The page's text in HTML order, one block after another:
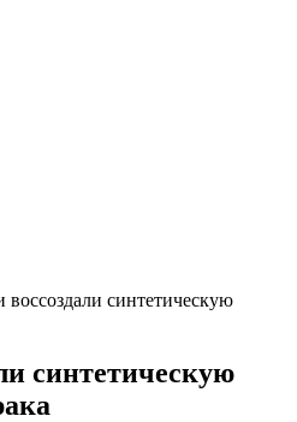
синтетическую
синтетическую